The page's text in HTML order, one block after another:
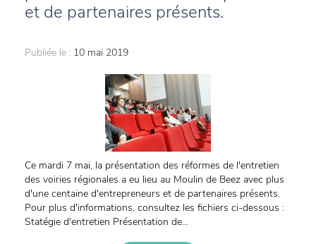
et de partenaires présents.
Publiée le : 10 mai 2019
Ce mardi 7 mai, la présentation des réformes de l'entretien
des voiries régionales a eu lieu au Moulin de Beez avec plus
d'une centaine d'entrepreneurs et de partenaires présents.
Pour plus d'informations, consultez les fichiers ci-dessous :
Statégie d'entretien Présentation de...